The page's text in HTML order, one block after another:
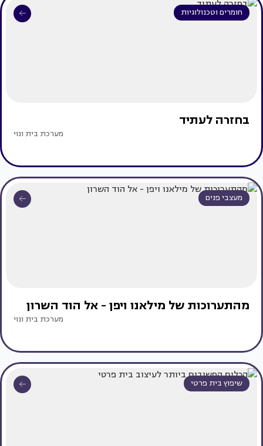
חומרים וטכנולוגיות
בחזרה לעתיד
מערכת בית ונוי
מעצבי פנים
מהתערוכות של מילאנו ויפן - אל הוד השרון
מערכת בית ונוי
שיפוץ בית פרטי